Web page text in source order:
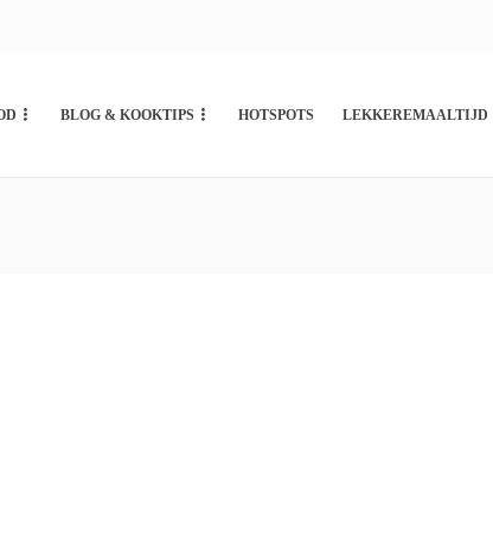
BLOG & KOOKTIPS HOTSPOTS LEKKEREMAALTIJD